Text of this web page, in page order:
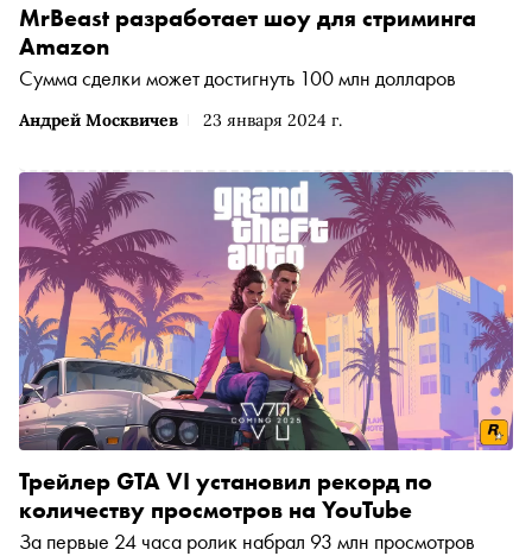
Андрей Москвичев 23 января 2024 г.
MrBeast разработает шоу для стриминга
Amazon
Сумма сделки может достигнуть 100 млн долларов
Трейлер GTA VI установил рекорд по
количеству просмотров на YouTube
За первые 24 часа ролик набрал 93 млн просмотров